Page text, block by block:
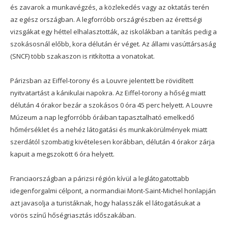
és zavarok a munkavégzés, a közlekedés vagy az oktatás terén
az egész országban. A legforróbb országrészben az érettségi
vizsgákat egy héttel elhalasztották, az iskolákban a tanítás pedig a
szokásosnál előbb, kora délután ér véget. Az állami vasúttársaság
(SNCF) több szakaszon is ritkította a vonatokat.
Párizsban az Eiffel-torony és a Louvre jelentett be rövidített
nyitvatartást a kánikulai napokra. Az Eiffel-torony a hőség miatt
délután 4 órakor bezár a szokásos 0 óra 45 perc helyett. A Louvre
Múzeum a nap legforróbb óráiban tapasztalható emelkedő
hőmérséklet és a nehéz látogatási és munkakörülmények miatt
szerdától szombatig kivételesen korábban, délután 4 órakor zárja
kapuit a megszokott 6 óra helyett.
Franciaországban a párizsi régión kívül a leglátogatottabb
idegenforgalmi célpont, a normandiai Mont-Saint-Michel honlapján
azt javasolja a turistáknak, hogy halasszák el látogatásukat a
vörös színű hőségriasztás időszakában.